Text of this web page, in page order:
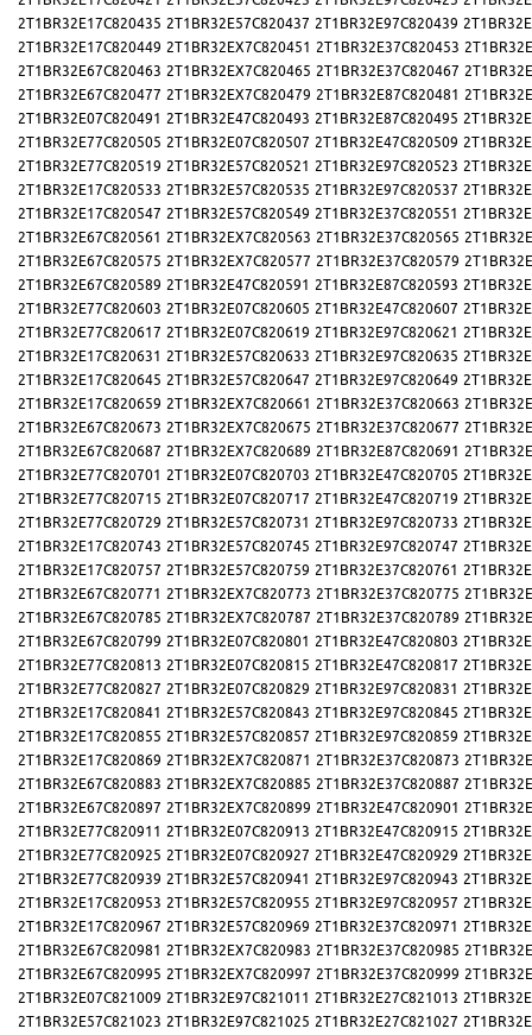
2T1BR32E17C820435 2T1BR32E57C820437 2T1BR32E97C820439
2T1BR32E17C820449 2T1BR32EX7C820451 2T1BR32E37C820453
2T1BR32E67C820463 2T1BR32EX7C820465 2T1BR32E37C820467
2T1BR32E67C820477 2T1BR32EX7C820479 2T1BR32E87C820481
2T1BR32E07C820491 2T1BR32E47C820493 2T1BR32E87C820495
2T1BR32E77C820505 2T1BR32E07C820507 2T1BR32E47C820509
2T1BR32E77C820519 2T1BR32E57C820521 2T1BR32E97C820523
2T1BR32E17C820533 2T1BR32E57C820535 2T1BR32E97C820537
2T1BR32E17C820547 2T1BR32E57C820549 2T1BR32E37C820551
2T1BR32E67C820561 2T1BR32EX7C820563 2T1BR32E37C820565
2T1BR32E67C820575 2T1BR32EX7C820577 2T1BR32E37C820579
2T1BR32E67C820589 2T1BR32E47C820591 2T1BR32E87C820593
2T1BR32E77C820603 2T1BR32E07C820605 2T1BR32E47C820607
2T1BR32E77C820617 2T1BR32E07C820619 2T1BR32E97C820621
2T1BR32E17C820631 2T1BR32E57C820633 2T1BR32E97C820635
2T1BR32E17C820645 2T1BR32E57C820647 2T1BR32E97C820649
2T1BR32E17C820659 2T1BR32EX7C820661 2T1BR32E37C820663
2T1BR32E67C820673 2T1BR32EX7C820675 2T1BR32E37C820677
2T1BR32E67C820687 2T1BR32EX7C820689 2T1BR32E87C820691
2T1BR32E77C820701 2T1BR32E07C820703 2T1BR32E47C820705
2T1BR32E77C820715 2T1BR32E07C820717 2T1BR32E47C820719
2T1BR32E77C820729 2T1BR32E57C820731 2T1BR32E97C820733
2T1BR32E17C820743 2T1BR32E57C820745 2T1BR32E97C820747
2T1BR32E17C820757 2T1BR32E57C820759 2T1BR32E37C820761
2T1BR32E67C820771 2T1BR32EX7C820773 2T1BR32E37C820775
2T1BR32E67C820785 2T1BR32EX7C820787 2T1BR32E37C820789
2T1BR32E67C820799 2T1BR32E07C820801 2T1BR32E47C820803
2T1BR32E77C820813 2T1BR32E07C820815 2T1BR32E47C820817
2T1BR32E77C820827 2T1BR32E07C820829 2T1BR32E97C820831
2T1BR32E17C820841 2T1BR32E57C820843 2T1BR32E97C820845
2T1BR32E17C820855 2T1BR32E57C820857 2T1BR32E97C820859
2T1BR32E17C820869 2T1BR32EX7C820871 2T1BR32E37C820873
2T1BR32E67C820883 2T1BR32EX7C820885 2T1BR32E37C820887
2T1BR32E67C820897 2T1BR32EX7C820899 2T1BR32E47C820901
2T1BR32E77C820911 2T1BR32E07C820913 2T1BR32E47C820915
2T1BR32E77C820925 2T1BR32E07C820927 2T1BR32E47C820929
2T1BR32E77C820939 2T1BR32E57C820941 2T1BR32E97C820943
2T1BR32E17C820953 2T1BR32E57C820955 2T1BR32E97C820957
2T1BR32E17C820967 2T1BR32E57C820969 2T1BR32E37C820971
2T1BR32E67C820981 2T1BR32EX7C820983 2T1BR32E37C820985
2T1BR32E67C820995 2T1BR32EX7C820997 2T1BR32E37C820999
2T1BR32E07C821009 2T1BR32E97C821011 2T1BR32E27C821013
2T1BR32E57C821023 2T1BR32E97C821025 2T1BR32E27C821027